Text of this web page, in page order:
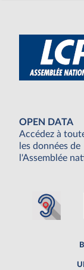
OPEN DATA
Accédez à
les données de
l'Assemblée